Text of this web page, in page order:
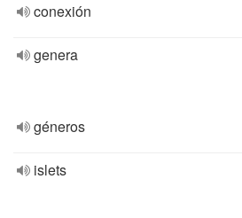
conexión
genera
géneros
islets